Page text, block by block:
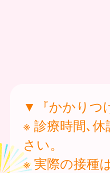
▼『かかりつ
※ 診療時間､
さい。
※ 実際の接種